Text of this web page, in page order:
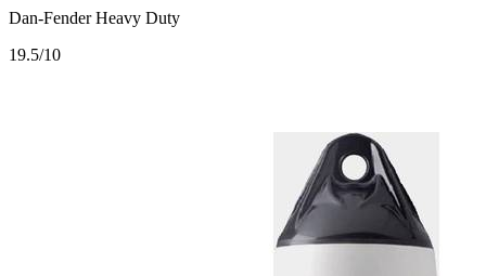
Dan-Fender Heavy Duty
19.5/10